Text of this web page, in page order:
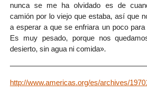
nunca se me ha olvidado es de
camión por lo viejo que estaba, así que
a esperar a que se enfriara un poco
Es muy pesado, porque nos
desierto, sin agua ni comida».
http://www.americas.org/es/archives/